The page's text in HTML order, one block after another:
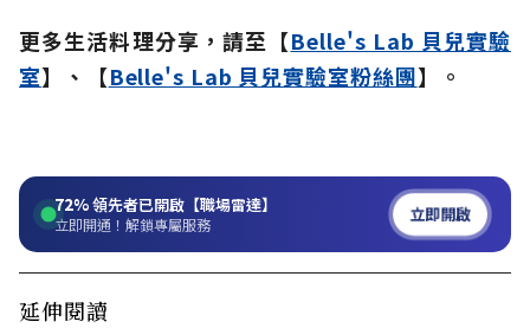
更多生活料理分享，請至【Belle's Lab 貝兒實驗
室】、【Belle's Lab 貝兒實驗室粉絲團】。
72%領先者已開啟【職場雷達】
立即開通！解鎖專屬服務 立即開啟
延伸閱讀